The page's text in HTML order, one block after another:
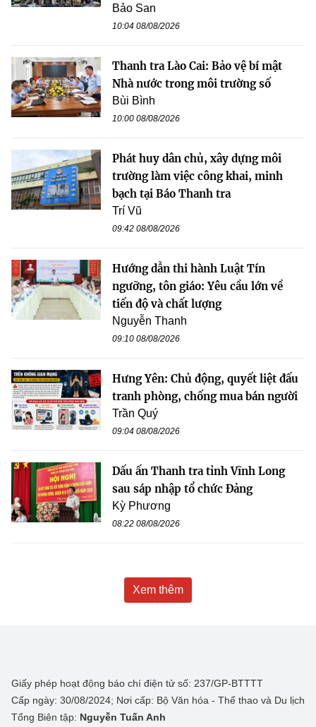
Bảo San
10:04 08/08/2026
Thanh tra Lào Cai: Bảo vệ bí mật
Nhà nước trong môi trường số
Bùi Bình
10:00 08/08/2026
Phát huy dân chủ, xây dựng môi
trường làm việc công khai, minh
bạch tại Báo Thanh tra
Trí Vũ
09:42 08/08/2026
Hướng dẫn thi hành Luật Tín
ngưỡng, tôn giáo: Yêu cầu lớn về
tiến độ và chất lượng
Nguyễn Thanh
09:10 08/08/2026
Hưng Yên: Chủ động, quyết liệt đấu
tranh phòng, chống mua bán người
Trần Quý
09:04 08/08/2026
Dấu ấn Thanh tra tỉnh Vĩnh Long
sau sáp nhập tổ chức Đảng
Kỳ Phương
08:22 08/08/2026
Xem thêm
Giấy phép hoạt động báo chí điện tử số: 237/GP-BTTTT
Cấp ngày: 30/08/2024; Nơi cấp: Bộ Văn hóa - Thể thao và Du lịch
Tổng Biên tập: Nguyễn Tuấn Anh